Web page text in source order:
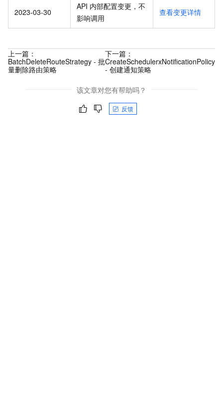
2023-03-30
API 内部配置变更，不
影响调用
查看变更详情
上一篇：
BatchDeleteRouteStrategy - 批
量删除路由策略
下一篇：
CreateSchedulerxNotificationPolicy
- 创建通知策略
该文章对您有帮助吗？
反馈